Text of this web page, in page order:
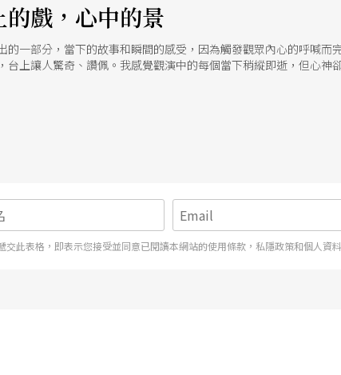
戲，心中的景
的一部分，當下的故事和瞬間的感受，因為觸發觀眾內心的呼喊而
台上讓人驚奇、讚佩。我感覺觀演中的每個當下稍縱即逝，但心神
交此表格，即表示您接受並同意已閱讀本網站的使用條款，私隱政策和個人資